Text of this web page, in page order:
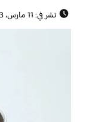
نشر في: 11 مارس، 2023